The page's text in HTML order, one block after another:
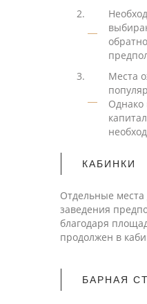
Места
Однако
КАБИНКИ
Отдельные
заведения
благодаря
продолжен в
БАРНАЯ